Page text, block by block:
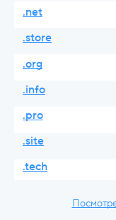
.net
.store
.org
.info
.pro
.site
.tech